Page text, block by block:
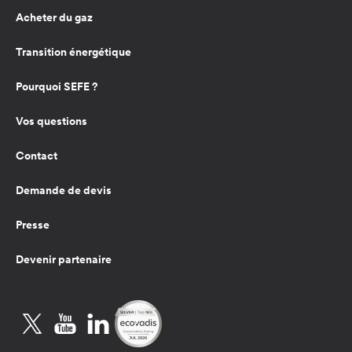
Acheter du gaz
Transition énergétique
Pourquoi SEFE ?
Vos questions
Contact
Demande de devis
Presse
Devenir partenaire
TwitterYouTubeLinkedIn